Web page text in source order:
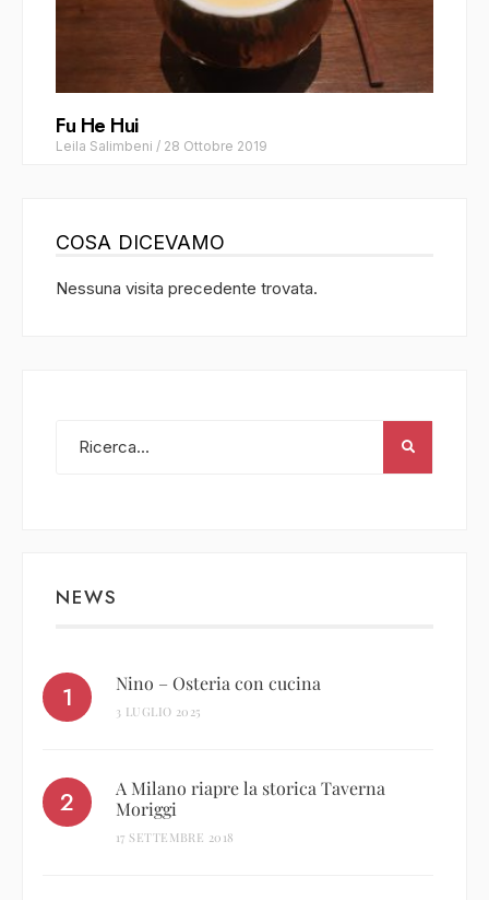
Fu He Hui
Leila Salimbeni / 28 Ottobre 2019
COSA DICEVAMO
Nessuna visita precedente trovata.
NEWS
Nino – Osteria con cucina
3 LUGLIO 2025
A Milano riapre la storica Taverna
Moriggi
17 SETTEMBRE 2018